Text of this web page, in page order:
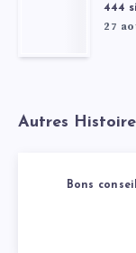
444
27
Autres
Bons